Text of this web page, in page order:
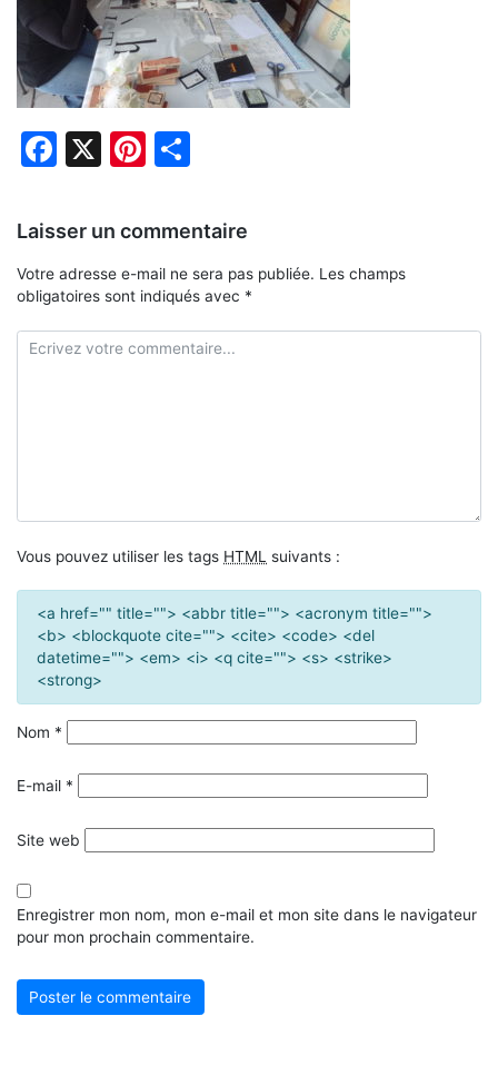
Facebook
X Pinterest
Laisser un commentaire
Votre adresse e-mail ne sera pas publiée. Les champs
obligatoires sont indiqués avec *
Vous pouvez utiliser les tags HTML suivants :
<a href="" title=""> <abbr title=""> <acronym title="">
<b> <blockquote cite=""> <cite> <code> <del
datetime=""> <em> <i> <q cite=""> <s> <strike>
<strong>
Nom *
E-mail *
Site web
Enregistrer mon nom, mon e-mail et mon site dans le navigateur
pour mon prochain commentaire.